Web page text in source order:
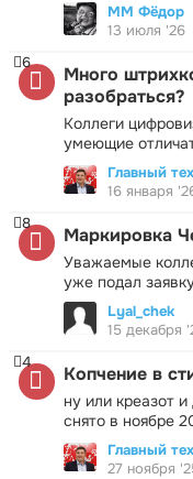
ММ Фёдор
13 июля '26
Много
разобраться?
Коллеги
умеющие
6
Главный
16 января
Маркировка
Уважаемые
уже подал
8
Lyal_chek
15 декабря
Копчение в
ну или креазот
снято в ноябре
4
Главный
27 ноября